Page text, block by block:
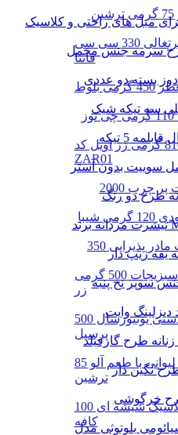
نوشابه قوطی پرتغالی 330 سی سی
فانتا
بلوط
روغن ذرت 810 گرمی زر اویل کد
ZAR01
شیبا
ماکرونی فرمی سبزیجات 500 گرمی
زر
پودر لباسشویی دستی یونیورسال 500g
پرسیل
آلوچه ترش لیوانی با طعم آلو 85g
ترشین
قهوه کلاسیک شیشه ای 100g مولتی
کافه
مبل های راحتی و کلاسیک
سرمه جنس مخمل
بسته دو عددی
سه تیکه شیک
5 تیکه
سوییت بدون آستر
طرح دو رنگ
یقه زیپ دار
سوپر نخ پنبه
دیزلینگ وایت
طرح گارفیلد
نگین دار
خرگوشی